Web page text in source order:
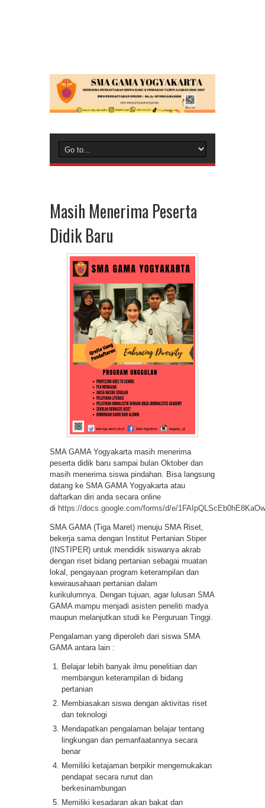
Masih Menerima Peserta
Didik Baru
SMA GAMA Yogyakarta masih menerima
peserta didik baru sampai bulan Oktober dan
masih menerima siswa pindahan. Bisa langsung
datang ke SMA GAMA Yogyakarta atau
daftarkan diri anda secara online
di https://docs.google.com/forms/d/e/
SMA GAMA (Tiga Maret) menuju SMA Riset,
bekerja sama dengan Institut Pertanian Stiper
(INSTIPER) untuk mendidik siswanya akrab
dengan riset bidang pertanian sebagai muatan
lokal, pengayaan program keterampilan dan
kewirausahaan pertanian dalam
kurikulumnya. Dengan tujuan, agar lulusan SMA
GAMA mampu menjadi asisten peneliti madya
maupun melanjutkan studi ke Perguruan Tinggi.
Pengalaman yang diperoleh dari siswa SMA
GAMA antara lain :
Belajar lebih banyak ilmu penelitian dan
membangun keterampilan di bidang
pertanian
Membiasakan siswa dengan aktivitas riset
dan teknologi
Mendapatkan pengalaman belajar tentang
lingkungan dan pemanfaatannya secara
benar
Memiliki ketajaman berpikir mengemukakan
pendapat secara runut dan
berkesinambungan
Memiliki kesadaran akan bakat dan